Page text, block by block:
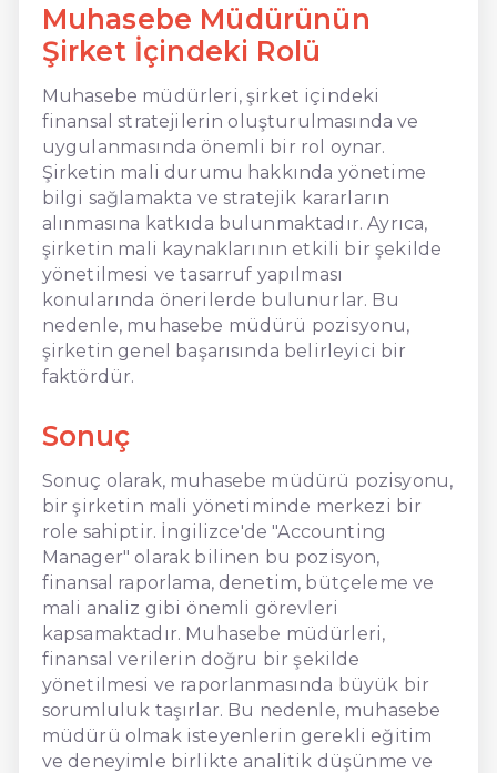
Muhasebe Müdürünün
Şirket İçindeki Rolü
Muhasebe müdürleri, şirket içindeki
finansal stratejilerin oluşturulmasında ve
uygulanmasında önemli bir rol oynar.
Şirketin mali durumu hakkında yönetime
bilgi sağlamakta ve stratejik kararların
alınmasına katkıda bulunmaktadır. Ayrıca,
şirketin mali kaynaklarının etkili bir şekilde
yönetilmesi ve tasarruf yapılması
konularında önerilerde bulunurlar. Bu
nedenle, muhasebe müdürü pozisyonu,
şirketin genel başarısında belirleyici bir
faktördür.
Sonuç
Sonuç olarak, muhasebe müdürü pozisyonu,
bir şirketin mali yönetiminde merkezi bir
role sahiptir. İngilizce'de "Accounting
Manager" olarak bilinen bu pozisyon,
finansal raporlama, denetim, bütçeleme ve
mali analiz gibi önemli görevleri
kapsamaktadır. Muhasebe müdürleri,
finansal verilerin doğru bir şekilde
yönetilmesi ve raporlanmasında büyük bir
sorumluluk taşırlar. Bu nedenle, muhasebe
müdürü olmak isteyenlerin gerekli eğitim
ve deneyimle birlikte analitik düşünme ve